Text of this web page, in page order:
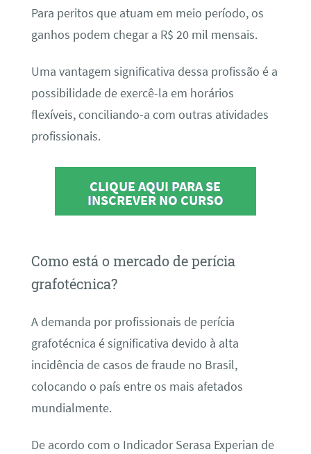
Para peritos que atuam em meio período, os
ganhos podem chegar a R$ 20 mil mensais.
Uma vantagem significativa dessa profissão é a
possibilidade de exercê-la em horários
flexíveis, conciliando-a com outras atividades
profissionais.
CLIQUE AQUI PARA SE
INSCREVER NO CURSO
Como está o mercado de perícia
grafotécnica?
A demanda por profissionais de perícia
grafotécnica é significativa devido à alta
incidência de casos de fraude no Brasil,
colocando o país entre os mais afetados
mundialmente.
De acordo com o Indicador Serasa Experian de